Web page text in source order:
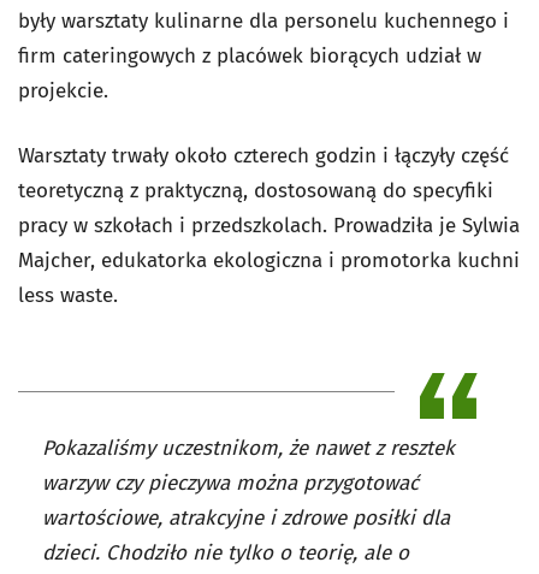
były warsztaty kulinarne dla personelu kuchennego i
firm cateringowych z placówek biorących udział w
projekcie.
Warsztaty trwały około czterech godzin i łączyły część
teoretyczną z praktyczną, dostosowaną do specyfiki
pracy w szkołach i przedszkolach. Prowadziła je Sylwia
Majcher, edukatorka ekologiczna i promotorka kuchni
less waste.
Pokazaliśmy uczestnikom, że nawet z resztek
warzyw czy pieczywa można przygotować
wartościowe, atrakcyjne i zdrowe posiłki dla
dzieci. Chodziło nie tylko o teorię, ale o